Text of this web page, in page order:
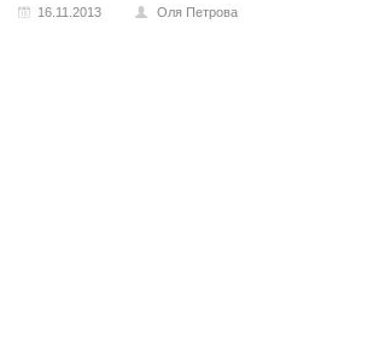
16.11.2013 Оля Петрова